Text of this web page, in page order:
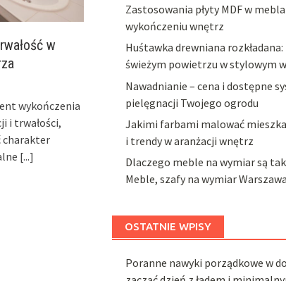
w
wykończenia
i trwałości,
charakter
[...]
Zastosowania płyty MDF w
wykończeniu wnętrz
Huśtawka drewniana rozkładana:
świeżym powietrzu w stylowym
Nawadnianie – cena i dostępne
pielęgnacji Twojego ogrodu
Jakimi farbami malować
i trendy w aranżacji wnętrz
Dlaczego meble na wymiar są
Meble, szafy na wymiar
OSTATNIE WPISY
Poranne nawyki porządkowe w